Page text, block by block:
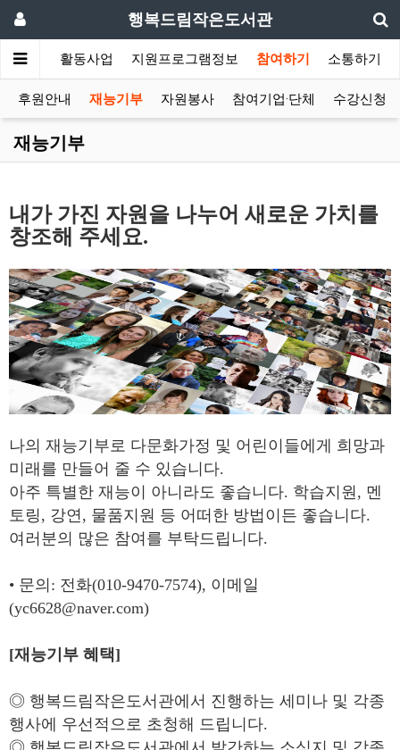
행복드림작은도서관
안내 활동사업 지원프로그램정보 참여하기 소통하기
후원안내 재능기부 자원봉사 참여기업·단체 수강신청
재능기부
내가 가진 자원을 나누어 새로운 가치를
창조해 주세요.
나의 재능기부로 다문화가정 및 어린이들에게 희망과
미래를 만들어 줄 수 있습니다.
아주 특별한 재능이 아니라도 좋습니다. 학습지원, 멘
토링, 강연, 물품지원 등 어떠한 방법이든 좋습니다.
여러분의 많은 참여를 부탁드립니다.
• 문의: 전화(010-9470-7574), 이메일
(yc6628@naver.com)
[재능기부 혜택]
◎ 행복드림작은도서관에서 진행하는 세미나 및 각종
행사에 우선적으로 초청해 드립니다.